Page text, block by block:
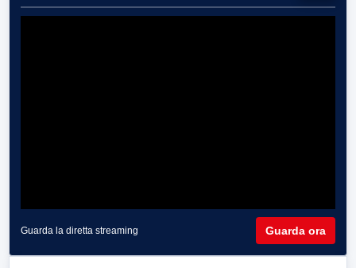
Guarda la diretta streaming Guarda ora